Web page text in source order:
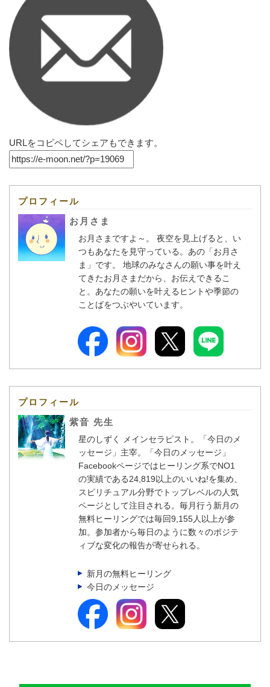
URLをコピペしてシェアもできます。
プロフィール
お月さま
お月さまですよ～。 夜空を見上げると、い
つもあなたを見守っている。あの「お月さ
ま」です。 地球のみなさんの願い事を叶え
てきたお月さまだから、お伝えできるこ
と。あなたの願いを叶えるヒントや季節の
ことばをつぶやいています。
プロフィール
紫音 先生
星のしずく メインセラピスト。「今日のメ
ッセージ」主宰。「今日のメッセージ」
Facebookページではヒーリング系でNO1
の実績である24,819以上のいいね!を集め、
スピリチュアル分野でトップレベルの人気
ページとして注目される。毎月行う新月の
無料ヒーリングでは毎回9,155人以上が参
加。参加者から毎日のように数々のポジテ
ィブな変化の報告が寄せられる。
新月の無料ヒーリング
今日のメッセージ